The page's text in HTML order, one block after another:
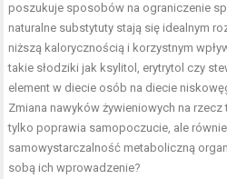
poszukuje sposobów na ograniczenie
naturalne substytuty stają się idealnym
niższą kalorycznością i korzystnym
takie słodziki jak ksylitol, erytrytol czy
element w diecie osób na diecie
Zmiana nawyków żywieniowych na rzecz
tylko poprawia samopoczucie, ale
samowystarczalność metaboliczną
sobą ich wprowadzenie?